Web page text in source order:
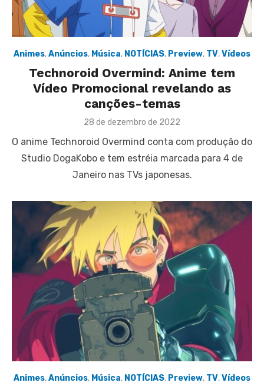
Animes,Anúncios, Música, NOTÍCIAS, Preview, TV,Vídeos
Technoroid Overmind: Anime tem
Vídeo Promocional revelando as
canções-temas
Posted
28 de dezembro de 2022
O anime Technoroid Overmind conta com produção do
Studio DogaKobo e tem estréia marcada para 4 de
Janeiro nas TVs japonesas.
Animes,Anúncios, Música, NOTÍCIAS, Preview, TV,Vídeos